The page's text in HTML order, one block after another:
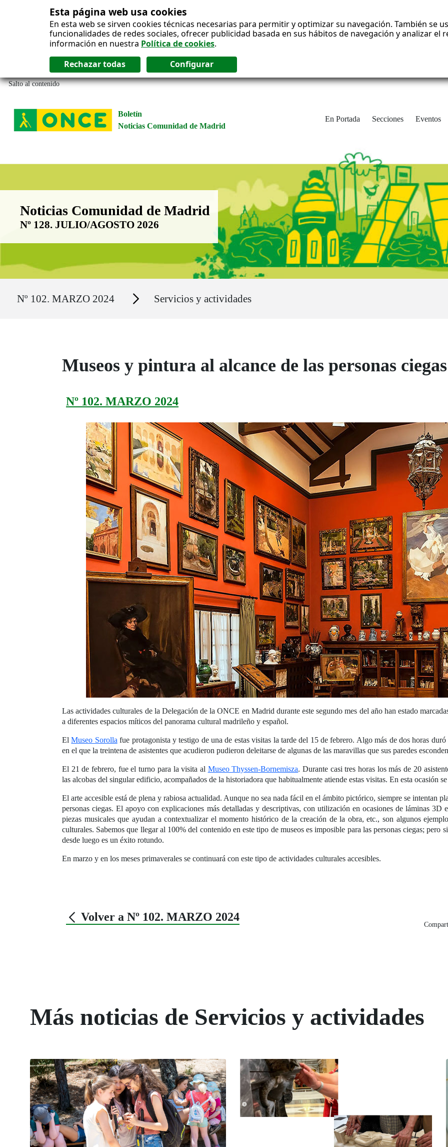
Esta página web usa cookies
En esta web se sirven cookies técnicas necesarias para permitir y optimizar su navegación. También se
funcionalidades de redes sociales, ofrecer publicidad basada en sus hábitos de navegación y analizar
información en nuestra Política de cookies.
Salto al contenido
Boletín
Noticias Comunidad de Madrid
En Portada Secciones Eventos
Boletín Noticias Comunidad de Madrid
Noticias Comunidad de Madrid
Nº 128. JULIO/AGOSTO 2026
Nº 102. MARZO 2024 Secciones Servicios y actividades
Museos y pintura al alcance de las personas ciegas
Nº 102. MARZO 2024
Las actividades culturales de la Delegación de la ONCE en Madrid durante este segundo mes del año han estado
a diferentes espacios míticos del panorama cultural madrileño y español.
ElMuseo Sorolla fue protagonista y testigo de una de estas visitas la tarde del 15 de febrero. Algo más de dos horas
en el que la treintena de asistentes que acudieron pudieron deleitarse de algunas de las maravillas que sus paredes
El 21 de febrero, fue el turno para la visita al Museo Thyssen-Bornemisza. Durante casi tres horas los más de 20
las alcobas del singular edificio, acompañados de la historiadora que habitualmente atiende estas visitas. En esta ocasión
El arte accesible está de plena y rabiosa actualidad. Aunque no sea nada fácil en el ámbito pictórico, siempre se intentan
personas ciegas. El apoyo con explicaciones más detalladas y descriptivas, con utilización en ocasiones de láminas
piezas musicales que ayudan a contextualizar el momento histórico de la creación de la obra, etc., son algunos
culturales. Sabemos que llegar al 100% del contenido en este tipo de museos es imposible para las personas ciegas; pero
desde luego es un éxito rotundo.
En marzo y en los meses primaverales se continuará con este tipo de actividades culturales accesibles.
Volver a Nº 102. MARZO 2024
Más noticias de Servicios y actividades